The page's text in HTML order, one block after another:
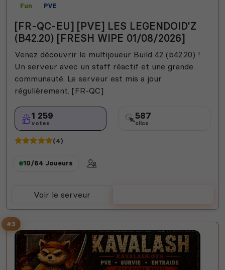
Fun PVE
[FR-QC-EU] [PVE] LES LEGENDOID'Z
(B42.20) [FRESH WIPE 01/08/2026]
Venez découvrir le multijoueur Build 42 (b42.20) !
Un serveur avec un staff réactif et une grande
communauté. Le serveur est mis a jour
régulièrement. [FR-QC]
1 259
votes
587
clics
(4)
10/64 Joueurs
Voir le serveur
#3